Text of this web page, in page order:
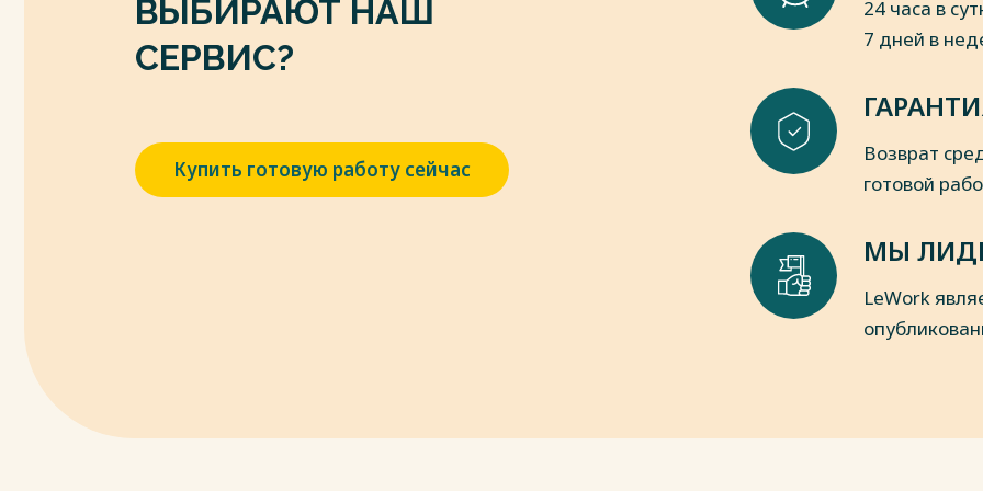
академий наук, государственных (муниципальных) учреждений и
Инструкции по его применению» (ред. от 14.09.2020) [Электронный ресурс] //
Консультант Плюс: URL: – Режим доступа: http://www.consultant.ru/.
7. Приказ Минфина России от 16.12.2010 № 174н «Об утверждении Плана
счетов бухгалтерского учета бюджетных учреждений и Инструкции по его
применению» (ред. от 30.10.2020) [Электронный ресурс] // Консультант Плюс:
URL: – Режим доступа: http://www.consultant.ru/.
28.10.2020) [Электронный ресурс] // Консультант Плюс: URL: – Режим доступа:
9. Приказ Минфина России от 21.12.2011 № 180н «Об утверждении Указаний о
первичных учетных документов и регистров бухгалтерского учета,
ВЫБИРАЮТ НАШ
СЕРВИС?
Купить готовую работу сейчас
24 часа в
7 дней в
Возврат
готовой
МЫ
LeWork